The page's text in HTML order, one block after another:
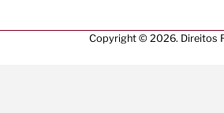
Copyright © 2026. Direitos